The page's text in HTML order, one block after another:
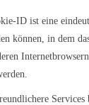
ID ist eine
können, in dem
Services